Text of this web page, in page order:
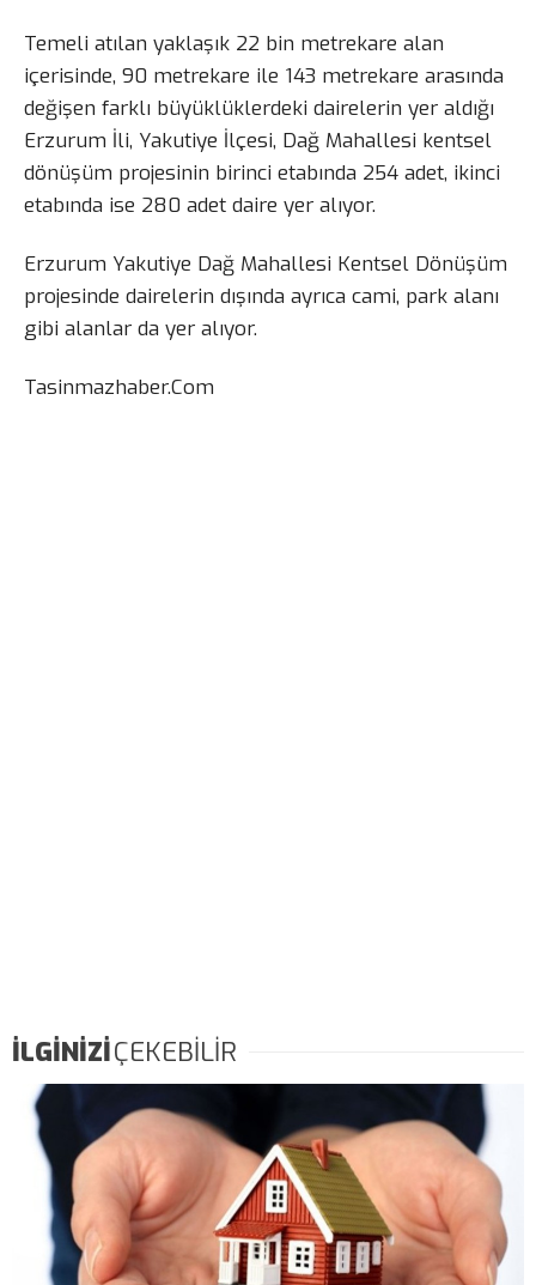
Temeli atılan yaklaşık 22 bin metrekare alan
içerisinde, 90 metrekare ile 143 metrekare arasında
değişen farklı büyüklüklerdeki dairelerin yer aldığı
Erzurum İli, Yakutiye İlçesi, Dağ Mahallesi kentsel
dönüşüm projesinin birinci etabında 254 adet, ikinci
etabında ise 280 adet daire yer alıyor.
Erzurum Yakutiye Dağ Mahallesi Kentsel Dönüşüm
projesinde dairelerin dışında ayrıca cami, park alanı
gibi alanlar da yer alıyor.
Tasinmazhaber.Com
İLGİNİZİÇEKEBİLİR